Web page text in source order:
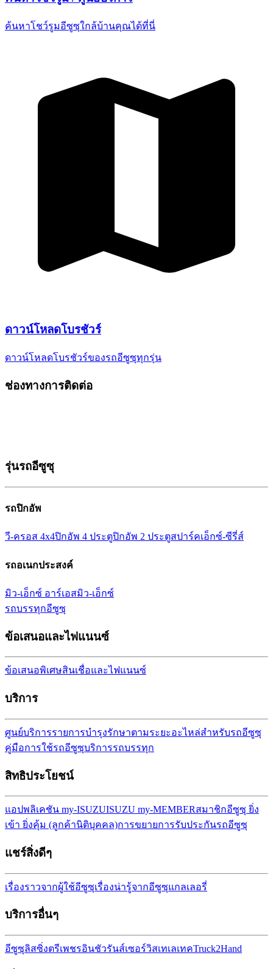
ค้นหาโชว์รูมอีซูซุใกล้บ้านคุณได้ที่นี่
ดาวน์โหลดโบรชัวร์
ดาวน์โหลดโบรชัวร์ของรถอีซูซุทุกรุ่น
ช่องทางการติดต่อ
รุ่นรถอีซูซุ
รถปิกอัพ
วี-ครอส 4x4ปิกอัพ 4 ประตูปิกอัพ 2 ประตูสปาร์คเอ็กซ์-ซีรี่ส์
รถอเนกประสงค์
มิว-เอ็กซ์ อาร์เอสมิว-เอ็กซ์
รถบรรทุกอีซูซุ
ข้อเสนอและไฟแนนซ์
ข้อเสนอพิเศษสินเชื่อและไฟแนนซ์
บริการ
ศูนย์บริการรายการบำรุงรักษาตามระยะอะไหล่สำหรับรถอีซูซุ
คู่มือการใช้รถอีซูซุบริการรถบรรทุก
สิทธิประโยชน์
แอปพลิเคชัน my-ISUZUISUZU my-MEMBERสมาชิกอีซูซุ ยิ่ง
เข้า ยิ่งคุ้ม (ลูกค้านิติบุคคล)การขยายการรับประกันรถอีซูซุ
แชร์สิ่งดีๆ
เรื่องราวจากผู้ใช้อีซูซุเรื่องน่ารู้จากอีซูซุแกลเลอรี่
บริการอื่นๆ
อีซูซุลิสซิ่งตรีเพชรอินชัวรันส์เซอร์วิสเทเลเทคTruck2Hand